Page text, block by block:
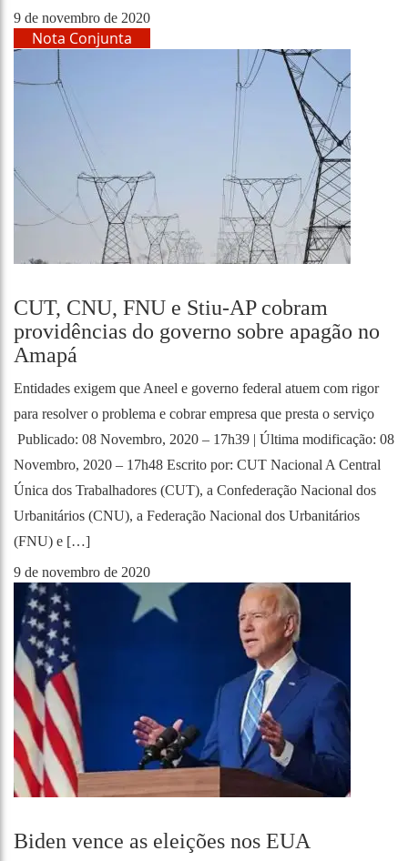
9 de novembro de 2020
Nota Conjunta
CUT, CNU, FNU e Stiu-AP cobram
providências do governo sobre apagão no
Amapá
Entidades exigem que Aneel e governo federal atuem com rigor
para resolver o problema e cobrar empresa que presta o serviço
Publicado: 08 Novembro, 2020 – 17h39 | Última modificação: 08
Novembro, 2020 – 17h48 Escrito por: CUT Nacional A Central
Única dos Trabalhadores (CUT), a Confederação Nacional dos
Urbanitários (CNU), a Federação Nacional dos Urbanitários
(FNU) e […]
9 de novembro de 2020
Biden vence as eleições nos EUA